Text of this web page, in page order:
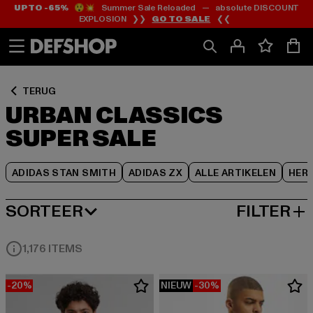
Ga
naar
Ga
naar
UP TO -65%😲💥 Summer Sale Reloaded — absolute DISCOUNT
EXPLOSION ❯❯ GO TO SALE ❮❮
TERUG
URBAN CLASSICS
SUPER SALE
ADIDAS STAN SMITH ADIDAS ZX ALLE ARTIKELEN
Ga
naar
Rooster
SORTEER
MEEST POPULAIRE FILTER
1,176 ITEMS
-20% NIEUW -30%